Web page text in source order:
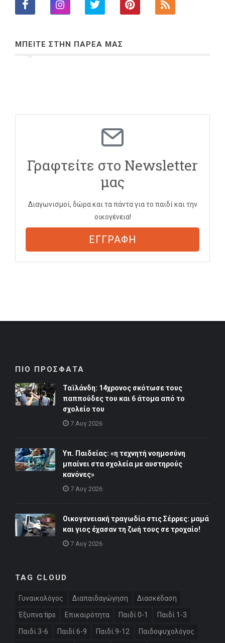
ΜΠΕΙΤΕ ΣΤΗΝ ΠΑΡΕΑ ΜΑΣ
Γραφτείτε στο Newsletter
μας
Διαγωνισμοί, δώρα και τα πάντα για το παιδί και την
οικογένεια!
ΕΓΓΡΑΦΗ
ΠΙΟ ΠΡΟΣΦΑΤΑ
Ταϊλάνδη: 14χρονος σκότωσε τους
παππούδες του και 6 άτομα από το
σχολείο του
7 Αυγ 2026
Υπ. Παιδείας: «η τεχνητή νοημοσύνη
μπαίνει στα σχολεία με αυστηρούς
κανόνες»
7 Αυγ 2026
Οικογενειακή τραγωδία στις Σέρρες: μαμά
και γιος έχασαν τη ζωή τους σε τροχαίο!
7 Αυγ 2026
TAG CLOUD
Γυναικολόγος Διαπαιδαγώγηση Διασκέδαση
Έξυπνα tips Επικαιρότητα Παιδί 0-1 Παιδί 1-3
Παιδί 3-6 Παιδί 6-9 Παιδί 9-12 Παιδοψυχολόγος